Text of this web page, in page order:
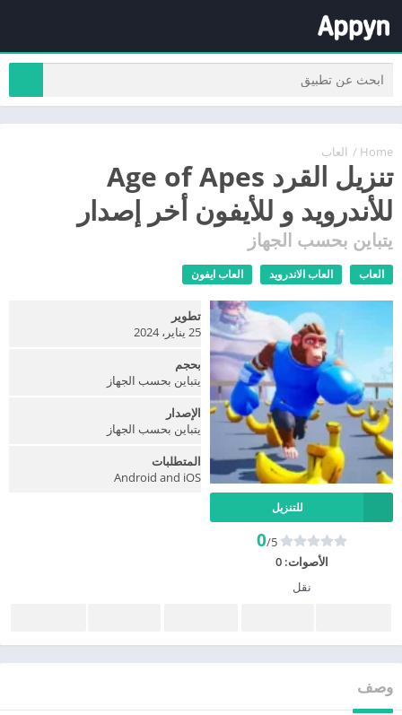
Home
/ العاب
تنزيل القرد Age of Apes
للأندرويد و للأيفون أخر إصدار
يتباين بحسب الجهاز
العاب العاب الاندرويد العاب ايفون
للتنزيل
0/5
الأصوات:0
نقل
تطوير
25 يناير، 2024
بحجم
يتباين بحسب الجهاز
الإصدار
يتباين بحسب الجهاز
المتطلبات
Android and iOS
وصف